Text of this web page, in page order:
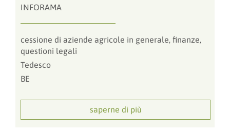
INFORAMA
cessione di aziende agricole in generale, finanze,
questioni legali
Tedesco
BE
saperne di più